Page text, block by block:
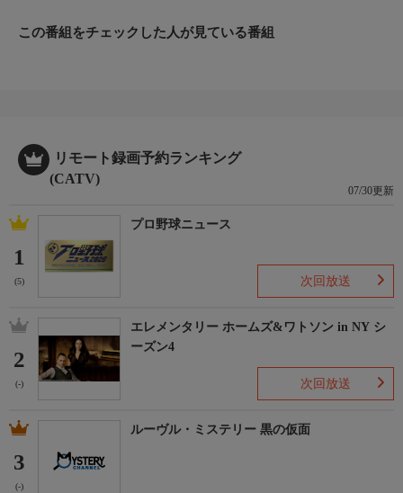
この番組をチェックした人が見ている番組
リモート録画予約ランキング
(CATV)
07/30更新
1
(5)
プロ野球ニュース
次回放送
2
(-)
エレメンタリー ホームズ&ワトソン in NY シ
ーズン4
次回放送
3
(-)
ルーヴル・ミステリー 黒の仮面